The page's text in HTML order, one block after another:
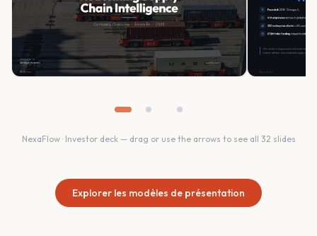
NexaFlow· Investor deck— drag or use the arrows to see all 32 slides
Explorer les modèles de présentation